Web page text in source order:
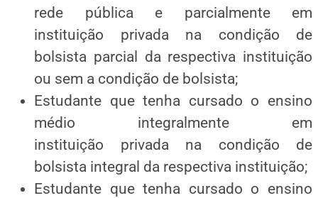
rede pública e parcialmente em
instituição privada na condição de
bolsista parcial da respectiva instituição
ou sem a condição de bolsista;
Estudante que tenha cursado o ensino
médio integralmente em
instituição privada na condição de
bolsista integral da respectiva instituição;
Estudante que tenha cursado o ensino